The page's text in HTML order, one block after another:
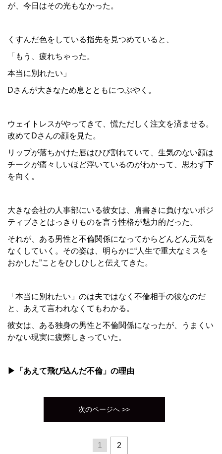
が、今日はその光もなかった。
くすんだ色をしている指先を見つめていると、
「もう、疲れちゃった。
本当に別れたい」
Dさんが大きなため息とともにつぶやく。
ウェイトレスがやってきて、慌ただしく注文を済ませる。
改めてDさんの顔を見た。
リップが落ちかけた唇はひび割れていて、生気のない顔は
チークが痛々しいほど浮いているのがわかって、思わず下
を向く。
大きな会社の人事部にいる彼女は、肩書きに負けないポジ
ティブさとはっきりものを言う性格が魅力的だった。
それが、ある男性と不倫関係になってからどんどん元気を
なくしていく。その姿は、明らかに“人生で重大なミスを
おかした”ことをひしひしと伝えてきた。
「本当に別れたい」のは夫ではなく不倫相手の彼なのだ
と、あえて言われなくてもわかる。
彼女は、ある独身の男性と不倫関係になったが、うまくい
かない現実に疲弊しきっていた。
▶「あえて飛び込んだ不倫」の理由
次のページへ >>
1 2